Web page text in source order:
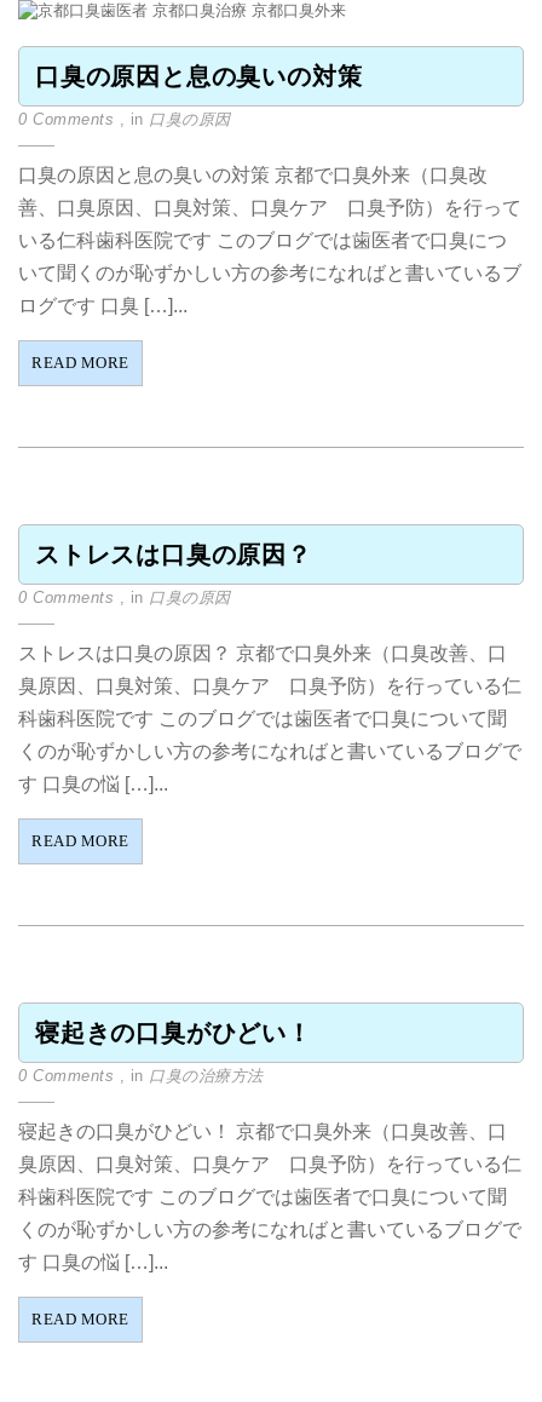
口臭の原因と息の臭いの対策
0 Comments , in 口臭の原因
口臭の原因と息の臭いの対策 京都で口臭外来（口臭改
善、口臭原因、口臭対策、口臭ケア 口臭予防）を行って
いる仁科歯科医院です このブログでは歯医者で口臭につ
いて聞くのが恥ずかしい方の参考になればと書いているブ
ログです 口臭 […]...
READ MORE
ストレスは口臭の原因？
0 Comments , in 口臭の原因
ストレスは口臭の原因？ 京都で口臭外来（口臭改善、口
臭原因、口臭対策、口臭ケア 口臭予防）を行っている仁
科歯科医院です このブログでは歯医者で口臭について聞
くのが恥ずかしい方の参考になればと書いているブログで
す 口臭の悩 […]...
READ MORE
寝起きの口臭がひどい！
0 Comments , in 口臭の治療方法
寝起きの口臭がひどい！ 京都で口臭外来（口臭改善、口
臭原因、口臭対策、口臭ケア 口臭予防）を行っている仁
科歯科医院です このブログでは歯医者で口臭について聞
くのが恥ずかしい方の参考になればと書いているブログで
す 口臭の悩 […]...
READ MORE